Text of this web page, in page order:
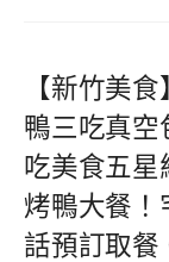
【新竹美
鴨三吃真空
吃美食五星
烤鴨大餐！
話預訂取餐